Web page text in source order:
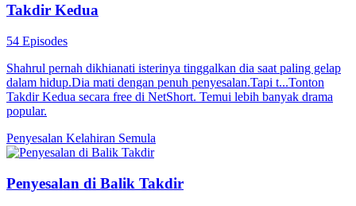
Takdir Kedua
54 Episodes
Shahrul pernah dikhianati isterinya tinggalkan dia saat paling gelap
dalam hidup.Dia mati dengan penuh penyesalan.Tapi t...Tonton
Takdir Kedua secara free di NetShort. Temui lebih banyak drama
popular.
Penyesalan Kelahiran Semula
Penyesalan di Balik Takdir